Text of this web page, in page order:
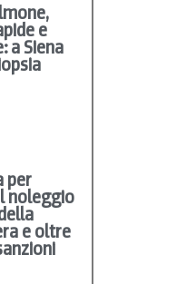
e
a Siena
per
noleggio
e oltre